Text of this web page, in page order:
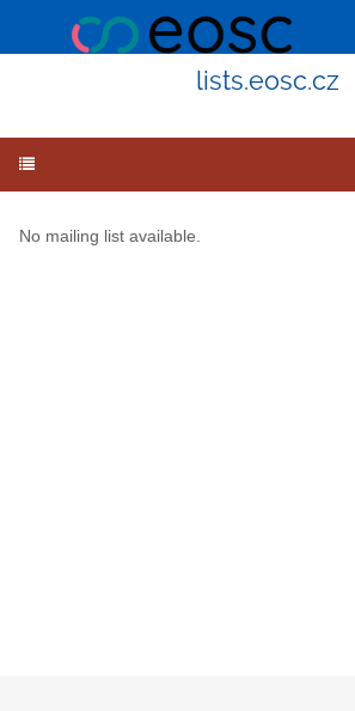
lists.eosc.cz
No mailing list available.